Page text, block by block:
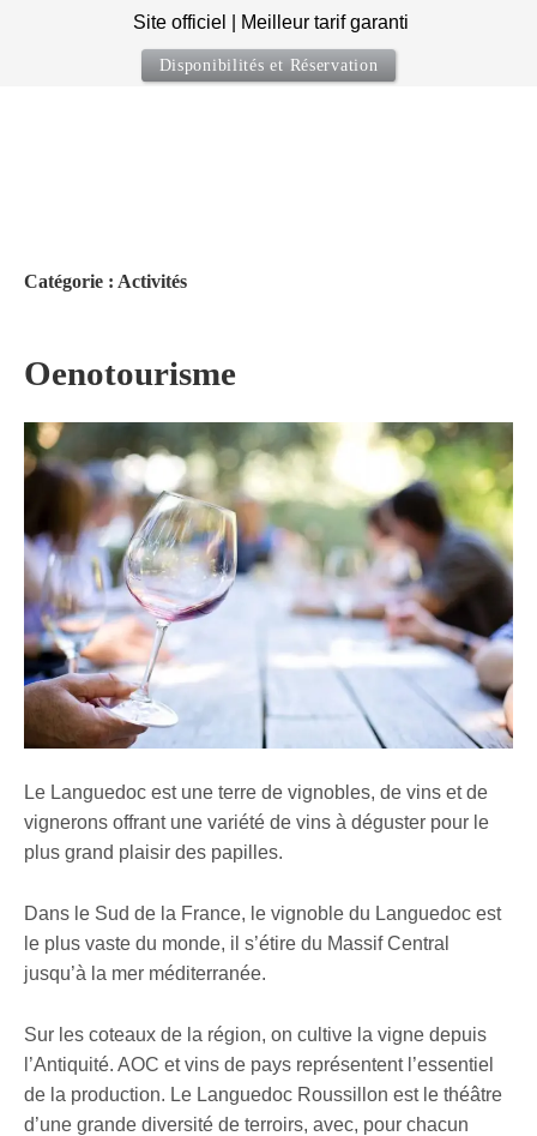
Catégorie : Activités
Oenotourisme
Le Languedoc est une terre de vignobles, de vins et de
vignerons offrant une variété de vins à déguster pour le
plus grand plaisir des papilles.
Dans le Sud de la France, le vignoble du Languedoc est
le plus vaste du monde, il s’étire du Massif Central
jusqu’à la mer méditerranée.
Sur les coteaux de la région, on cultive la vigne depuis
l’Antiquité. AOC et vins de pays représentent l’essentiel
de la production. Le Languedoc Roussillon est le théâtre
d’une grande diversité de terroirs, avec, pour chacun
Site officiel | Meilleur tarif garanti
Disponibilités et Réservation